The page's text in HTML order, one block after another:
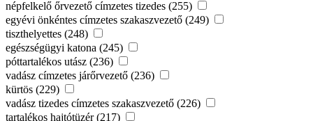
népfelkelő őrvezető címzetes tizedes (255)
egyévi önkéntes címzetes szakaszvezető (249)
tiszthelyettes (248)
egészségügyi katona (245)
póttartalékos utász (236)
vadász címzetes járőrvezető (236)
kürtös (229)
vadász tizedes címzetes szakaszvezető (226)
tartalékos hajtótüzér (217)